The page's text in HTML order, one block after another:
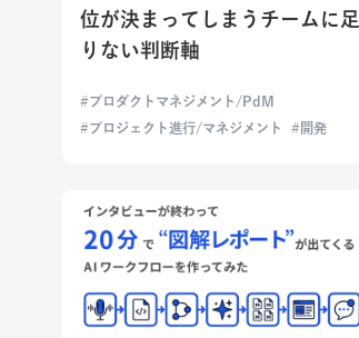
位が決まってしまうチームに足
りない判断軸
プロダクトマネジメント/PdM
プロジェクト進行/マネジメント
開発